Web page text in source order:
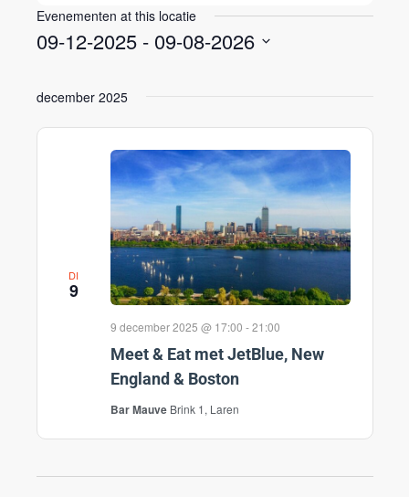
Evenementen at this locatie
09-12-2025 - 09-08-2026
een
december 2025
DI
9
Meet & Eat met JetBlue, New
England & Boston
9 december 2025 @ 17:00 -21:00
Bar Mauve Brink 1, Laren